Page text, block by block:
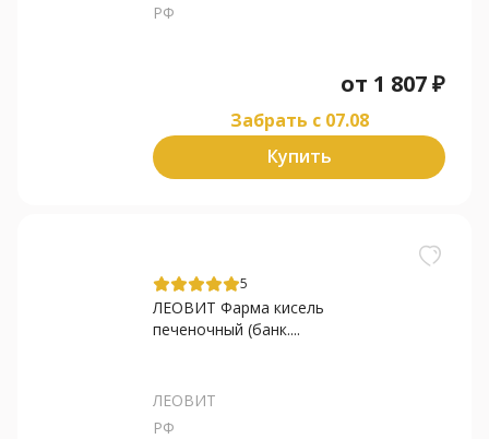
РФ
от 1 807₽
Забрать c 07.08
Купить
5
ЛЕОВИТ Фарма кисель
печеночный (банк....
ЛЕОВИТ
РФ